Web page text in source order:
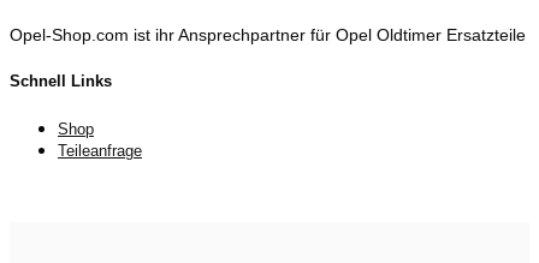
Opel-Shop.com ist ihr Ansprechpartner für Opel Oldtimer Ersatzteile
Schnell Links
Shop
Teileanfrage